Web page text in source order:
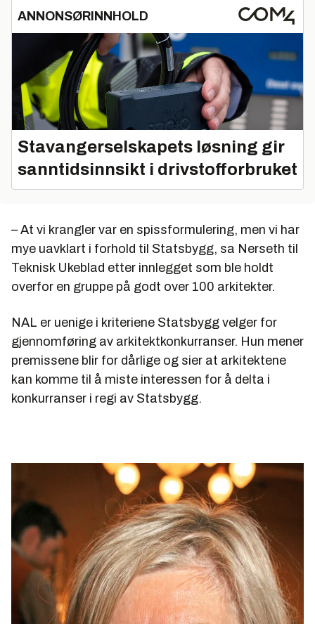
ANNONSØRINNHOLD
Stavangerselskapets løsning gir
sanntidsinnsikt i drivstofforbruket
– At vi krangler var en spissformulering, men vi har
mye uavklart i forhold til Statsbygg, sa Nerseth til
Teknisk Ukeblad etter innlegget som ble holdt
overfor en gruppe på godt over 100 arkitekter.
NAL er uenige i kriteriene Statsbygg velger for
gjennomføring av arkitektkonkurranser. Hun mener
premissene blir for dårlige og sier at arkitektene
kan komme til å miste interessen for å delta i
konkurranser i regi av Statsbygg.